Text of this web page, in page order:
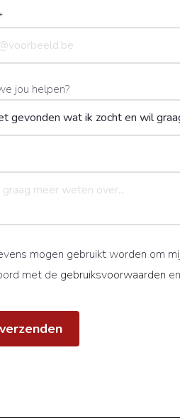
jou helpen?
mogen gebruikt worden om
met de gebruiksvoorwaarden